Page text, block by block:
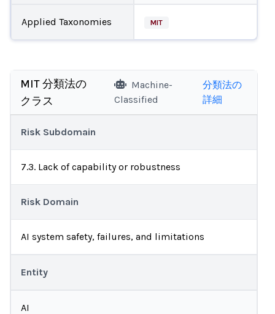
Applied Taxonomies MIT
MIT 分類法の
クラス
Machine-
Classified
分類法の
詳細
Risk Subdomain
7.3. Lack of capability or robustness
Risk Domain
AI system safety, failures, and limitations
Entity
AI